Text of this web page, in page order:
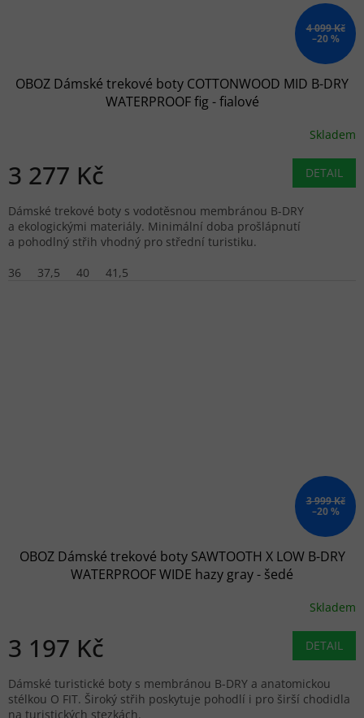
4 099 Kč
–20 %
OBOZ Dámské trekové boty COTTONWOOD MID B-DRY
WATERPROOF fig - fialové
Skladem
3 277 Kč DETAIL
Dámské trekové boty s vodotěsnou membránou B-DRY
a ekologickými materiály. Minimální doba prošlápnutí
a pohodlný střih vhodný pro střední turistiku.
36
37,5 40 41,5
3 999 Kč
–20 %
OBOZ Dámské trekové boty SAWTOOTH X LOW B-DRY
WATERPROOF WIDE hazy gray - šedé
Skladem
3 197 Kč DETAIL
Dámské turistické boty s membránou B-DRY a anatomickou
stélkou O FIT. Široký střih poskytuje pohodlí i pro širší chodidla
na turistických stezkách.